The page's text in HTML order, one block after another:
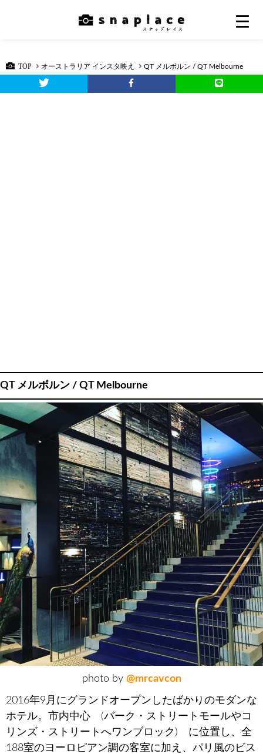
TOP オーストラリア インスタ映え QT メルボルン / QT Melbourne
QT メルボルン / QT Melbourne
photo by @mrcavcon
2016年9月にグランドオープンしたばかりのモダンな
ホテル。市内中心 (バーク・ストリートモールやコ
リンズ・ストリートへワンブロック) に位置し、全
188室のヨーロピアン調の客室に加え、パリ風のビス